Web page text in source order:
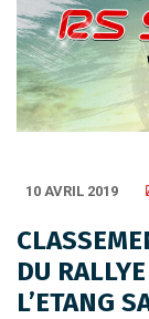
10 AVRIL 2019
DU
L’ETANG